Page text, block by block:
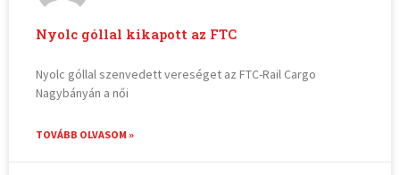
Nyolc góllal kikapott az FTC
Nyolc góllal szenvedett vereséget az FTC-Rail Cargo
Nagybányán a női
TOVÁBB OLVASOM »